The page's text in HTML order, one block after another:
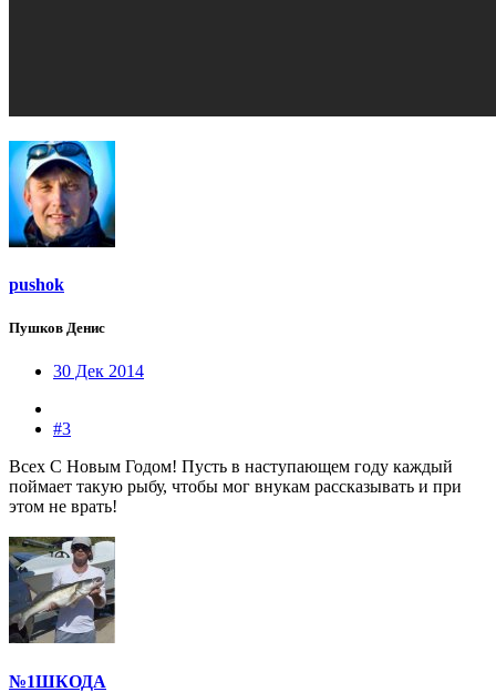
pushok
Пушков Денис
30 Дек 2014
#3
Всех С Новым Годом! Пусть в наступающем году каждый
поймает такую рыбу, чтобы мог внукам рассказывать и при
этом не врать!
№1ШКОДА